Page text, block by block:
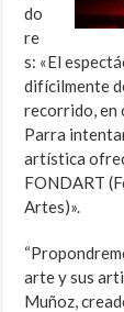
do
re
s: «El
difícilmente
recorrido, en
Parra
artística
FONDART
Artes)».
arte y sus
Muñoz,